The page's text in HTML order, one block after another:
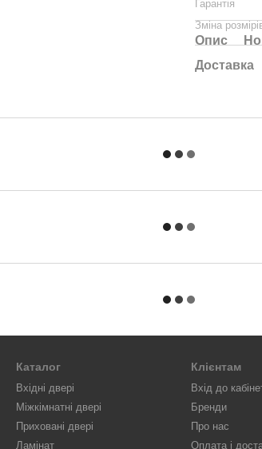
Гарантія
Зміна
Опис
Доставка
Каталог
Вхідні двері
Міжкімнатні двері
Приховані двері
Ламінат
Клієнтам
Вхід до
Бренди
Про нас
Оплата і